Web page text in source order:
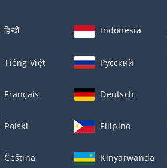
हिन्दी Indonesia
Tiếng Việt Русский
Français Deutsch
Polski Filipino
Čeština Kinyarwanda